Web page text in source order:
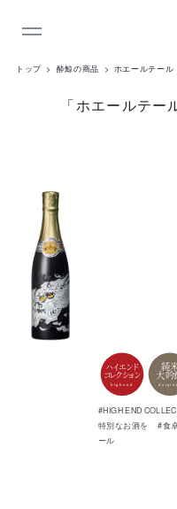
INDEX
トップ 酔鯨の商品 ホエールテール
「ホエールテ
ハイエンド
コレクション
highend
純
大吟
#HIGH END
特別なお酒を
#食
ール